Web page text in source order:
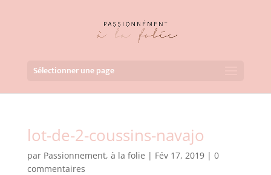
Sélectionner une page
lot-de-2-coussins-navajo
par Passionnement, à la folie | Fév 17, 2019| 0
commentaires